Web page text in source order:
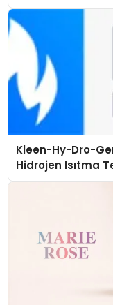
Kleen-Hy-Dro-
Hidrojen Isıtma
Düzenleyici